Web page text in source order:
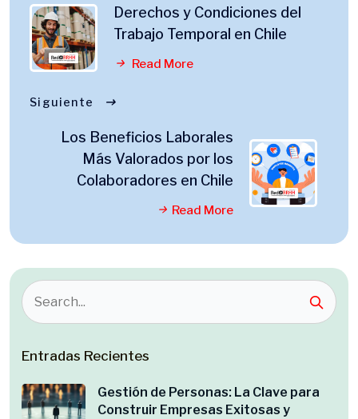
Derechos y Condiciones del
Trabajo Temporal en Chile
Read More
Siguiente
Los Beneficios Laborales
Más Valorados por los
Colaboradores en Chile
Read More
Entradas Recientes
Gestión de Personas: La Clave para
Construir Empresas Exitosas y